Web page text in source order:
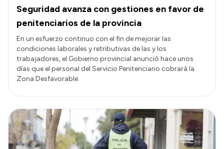
Seguridad avanza con gestiones en favor de
penitenciarios de la provincia
En un esfuerzo continuo con el fin de mejorar las
condiciones laborales y retributivas de las y los
trabajadores, el Gobierno provincial anunció hace unos
días que el personal del Servicio Penitenciario cobrará la
Zona Desfavorable.